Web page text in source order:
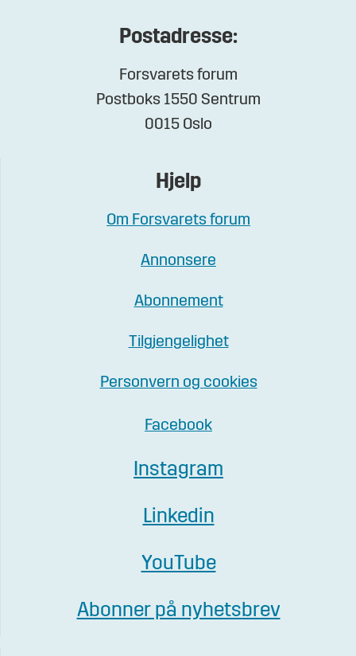
Postadresse:
Forsvarets forum
Postboks 1550 Sentrum
0015 Oslo
Hjelp
Om Forsvarets forum
Annonsere
Abonnement
Tilgjengelighet
Personvern og cookies
Facebook
Instagram
Linkedin
YouTube
Abonner på nyhetsbrev